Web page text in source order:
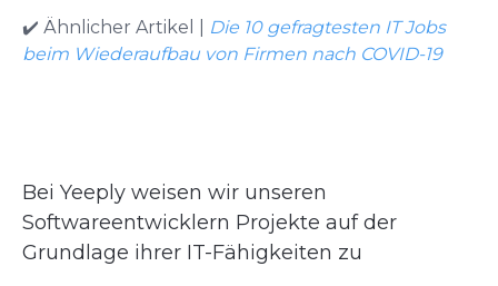
✔️ Ähnlicher Artikel |
Die 10 gefragtesten IT Jobs
beim Wiederaufbau von Firmen nach COVID-19
Bei Yeeply weisen wir unseren
Softwareentwicklern Projekte auf der
Grundlage ihrer IT-Fähigkeiten zu